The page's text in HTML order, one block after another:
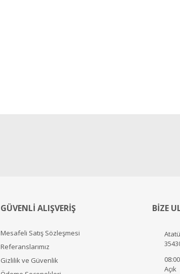
GÜVENLİ ALIŞVERİŞ
Mesafeli Satış Sözleşmesi
Referanslarımız
Gizlilik ve Güvenlik
BİZE
Açık